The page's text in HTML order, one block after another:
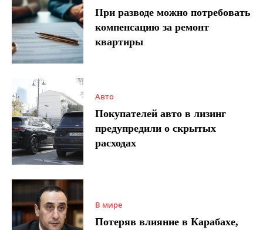
При разводе можно потребовать
компенсацию за ремонт
квартиры
Авто
Покупателей авто в лизинг
предупредили о скрытых
расходах
В мире
Потеряв влияние в Карабахе,